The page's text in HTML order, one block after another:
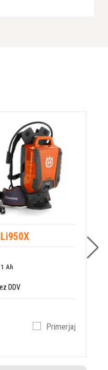
Ah
DDV
Primerjaj